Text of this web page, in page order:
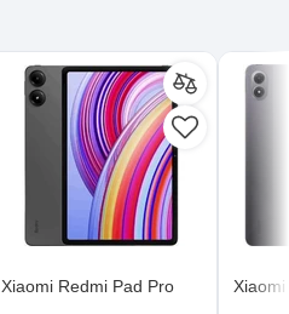
Xiaomi Redmi Pad Pro